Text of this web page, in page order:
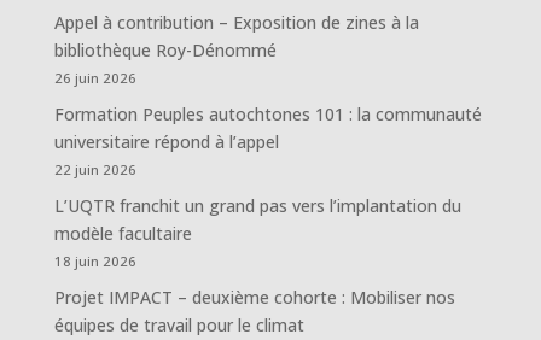
Appel à contribution – Exposition de zines à la
bibliothèque Roy-Dénommé
26 juin 2026
Formation Peuples autochtones 101 : la communauté
universitaire répond à l’appel
22 juin 2026
L’UQTR franchit un grand pas vers l’implantation du
modèle facultaire
18 juin 2026
Projet IMPACT – deuxième cohorte : Mobiliser nos
équipes de travail pour le climat